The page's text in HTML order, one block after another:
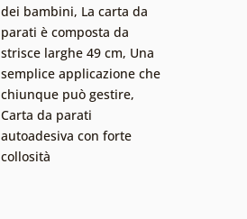
dei bambini, La carta da
parati è composta da
strisce larghe 49 cm, Una
semplice applicazione che
chiunque può gestire,
Carta da parati
autoadesiva con forte
collosità